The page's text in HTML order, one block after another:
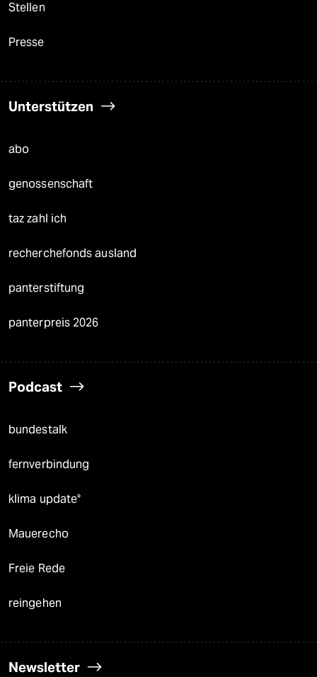
Stellen
Presse
Unterstützen
abo
genossenschaft
taz zahl ich
recherchefonds ausland
panterstiftung
panterpreis 2026
Podcast
bundestalk
fernverbindung
klima update°
Mauerecho
Freie Rede
reingehen
Newsletter